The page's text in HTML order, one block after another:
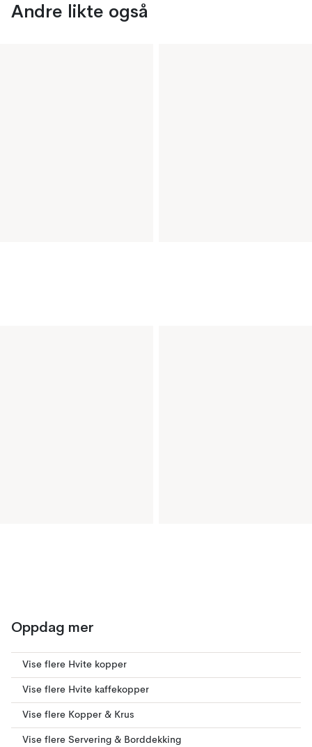
Andre likte også
Oppdag mer
Vise flere Hvite kopper
Vise flere Hvite kaffekopper
Vise flere Kopper & Krus
Vise flere Servering & Borddekking